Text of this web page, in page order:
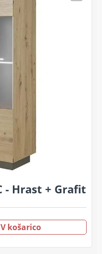
- Hrast + Grafit
V košarico